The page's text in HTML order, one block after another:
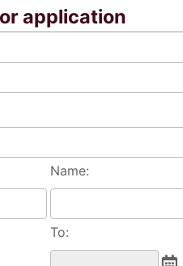
application
Name:
To: